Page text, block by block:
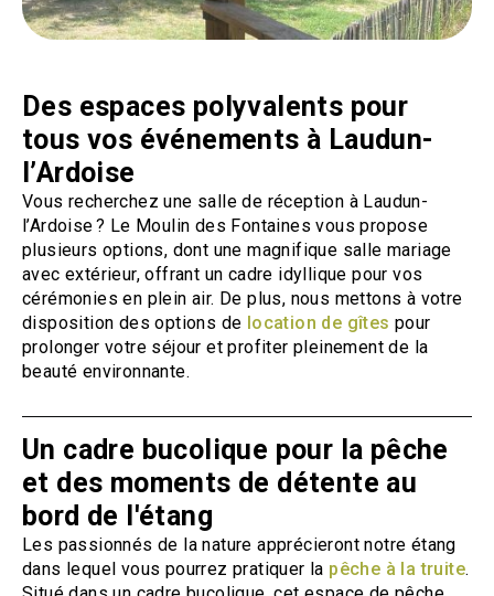
Des espaces polyvalents pour
tous vos événements à Laudun-
l’Ardoise
Vous recherchez une salle de réception à Laudun-
l’Ardoise ? Le Moulin des Fontaines vous propose
plusieurs options, dont une magnifique salle mariage
avec extérieur, offrant un cadre idyllique pour vos
cérémonies en plein air. De plus, nous mettons à votre
disposition des options de location de gîtes pour
prolonger votre séjour et profiter pleinement de la
beauté environnante.
Un cadre bucolique pour la pêche
et des moments de détente au
bord de l'étang
Les passionnés de la nature apprécieront notre étang
dans lequel vous pourrez pratiquer la pêche à la truite.